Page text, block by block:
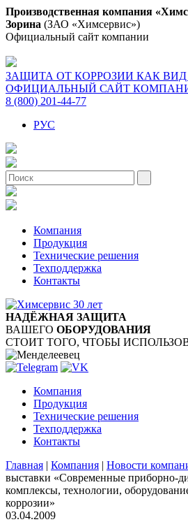
Производственная компания
Зорина (ЗАО «Химсервис»)
Официальный сайт компании
ЗАЩИТА ОТ КОРРОЗИИ КАК
ОФИЦИАЛЬНЫЙ САЙТ
8 (800) 201-44-77
РУС
Компания
Продукция
Технические решения
Техподдержка
Контакты
НАДЁЖНАЯ ЗАЩИТА
ВАШЕГО ОБОРУДОВАНИЯ
СТОИТ ТОГО, ЧТОБЫ
Компания
Продукция
Технические решения
Техподдержка
Контакты
Главная | Компания | Новости
выставки «Современные приборно-
комплексы, технологии,
коррозии»
03.04.2009